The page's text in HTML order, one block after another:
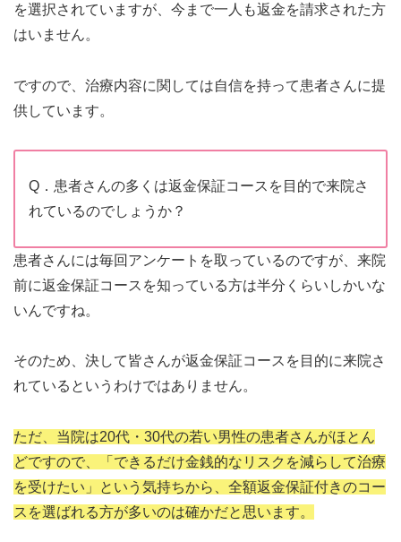
を選択されていますが、今まで一人も返金を請求された方
はいません。
ですので、治療内容に関しては自信を持って患者さんに提
供しています。
Q．患者さんの多くは返金保証コースを目的で来院さ
れているのでしょうか？
患者さんには毎回アンケートを取っているのですが、来院
前に返金保証コースを知っている方は半分くらいしかいな
いんですね。
そのため、決して皆さんが返金保証コースを目的に来院さ
れているというわけではありません。
ただ、当院は20代・30代の若い男性の患者さんがほとん
どですので、「できるだけ金銭的なリスクを減らして治療
を受けたい」という気持ちから、全額返金保証付きのコー
スを選ばれる方が多いのは確かだと思います。